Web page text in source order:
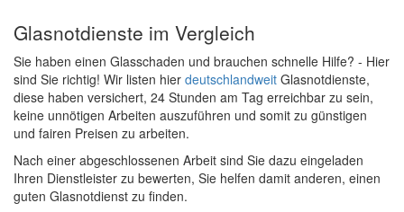
Glasnotdienste im Vergleich
Sie haben einen Glasschaden und brauchen schnelle Hilfe? - Hier
sind Sie richtig! Wir listen hier deutschlandweit Glasnotdienste,
diese haben versichert, 24 Stunden am Tag erreichbar zu sein,
keine unnötigen Arbeiten auszuführen und somit zu günstigen
und fairen Preisen zu arbeiten.
Nach einer abgeschlossenen Arbeit sind Sie dazu eingeladen
Ihren Dienstleister zu bewerten, Sie helfen damit anderen, einen
guten Glasnotdienst zu finden.